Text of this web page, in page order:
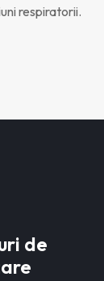
respiratorii.
de